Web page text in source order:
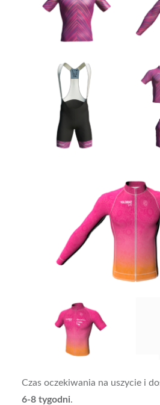
Czas oczekiwania na uszycie i
6-8 tygodni.